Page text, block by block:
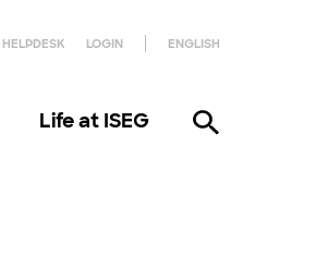
HELPDESK LOGIN ENGLISH
Life at ISEG